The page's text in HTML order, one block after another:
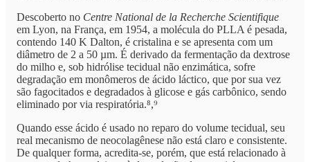
Descoberto no Centre National de la Recherche Scientifique
em Lyon, na França, em 1954, a molécula do PLLA é pesada,
contendo 140 K Dalton, é cristalina e se apresenta com um
diâmetro de 2 a 50 µm. É derivado da fermentação da dextrose
do milho e, sob hidrólise tecidual não enzimática, sofre
degradação em monômeros de ácido láctico, que por sua vez
são fagocitados e degradados à glicose e gás carbônico, sendo
eliminado por via respiratória.⁸,⁹
Quando esse ácido é usado no reparo do volume tecidual, seu
real mecanismo de neocolagênese não está claro e consistente.
De qualquer forma, acredita-se, porém, que está relacionado à